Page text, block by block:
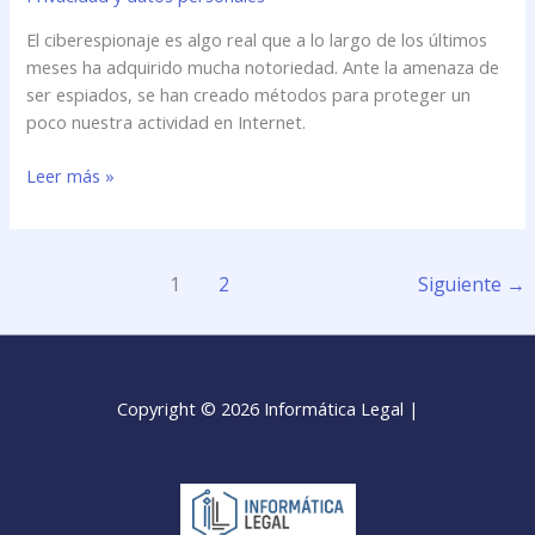
El ciberespionaje es algo real que a lo largo de los últimos
meses ha adquirido mucha notoriedad. Ante la amenaza de
ser espiados, se han creado métodos para proteger un
poco nuestra actividad en Internet.
Leer más »
1 2 Siguiente →
Copyright © 2026 Informática Legal |